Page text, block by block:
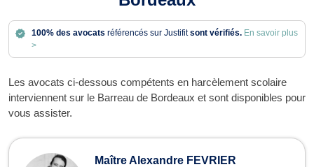
100% des avocats référencés sur Justifitsont vérifiés. En savoir plus
>
Les avocats ci-dessous compétents en harcèlement scolaire
interviennent sur le Barreau de Bordeaux et sont disponibles pour
vous assister.
Avocats en harcèlement scolaire à
Maître Alexandre FEVRIER